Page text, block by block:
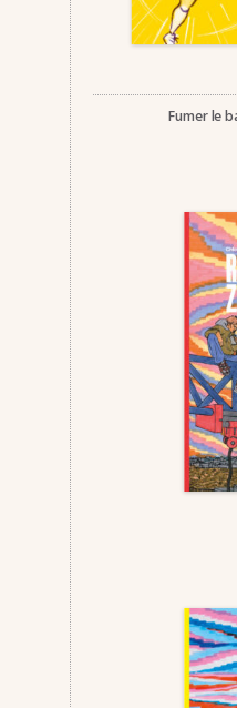
Fumer le